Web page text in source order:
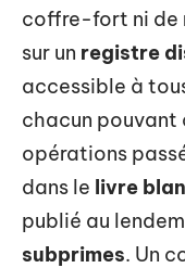
coffre-fort ni de
sur un registre
accessible à
chacun pouvant
opérations
dans le livre
publié au
subprimes. Un